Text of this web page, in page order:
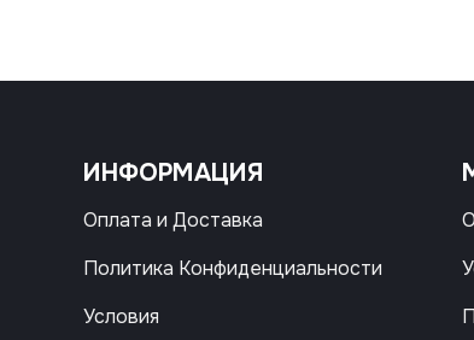
ИНФОРМАЦИЯ
Оплата и Доставка
Политика Конфиденциальности
Условия